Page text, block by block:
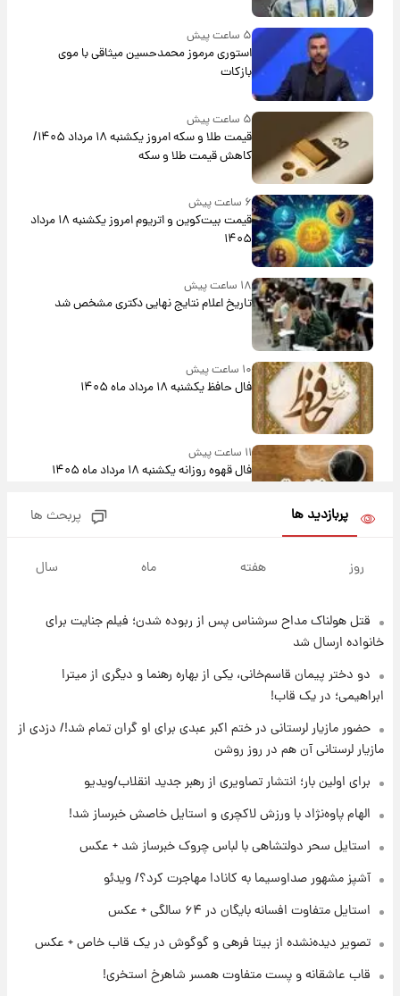
۵ ساعت پیش
استوری مرموز محمدحسین میثاقی با موی
بازکات
۵ ساعت پیش
قیمت طلا و سکه امروز یکشنبه ۱۸ مرداد ۱۴۰۵/
کاهش قیمت طلا و سکه
۶ ساعت پیش
قیمت بیت‌کوین و اتریوم امروز یکشنبه ۱۸ مرداد
۱۴۰۵
۱۸ ساعت پیش
تاریخ اعلام نتایج نهایی دکتری مشخص شد
۱۰ ساعت پیش
فال حافظ یکشنبه ۱۸ مرداد ماه ۱۴۰۵
۱۱ ساعت پیش
فال قهوه روزانه یکشنبه ۱۸ مرداد ماه ۱۴۰۵
۱۹ ساعت پیش
لیونل مسی عزادار شد! + جزئیات
۲۳ ساعت پیش
لحظه برخورد رعد و برق به ساختمان مرکز تجارت
جهانی در آمریکا + فیلم
برای اولین بار؛ انتشار تصاویری از رهبر جدید
انقلاب/ویدیو
تصاویر عمامه بستن به شیوه خاتمی/ویدیو
پربازدید ها پربحث ها
روز هفته ماه سال
قتل هولناک مداح سرشناس پس از ربوده شدن؛ فیلم جنایت برای
خانواده ارسال شد
دو دختر پیمان قاسم‌خانی، یکی از بهاره رهنما و دیگری از میترا
ابراهیمی؛ در یک قاب!
حضور مازیار لرستانی در ختم اکبر عبدی برای او گران تمام شد!/ دزدی از
مازیار لرستانی آن هم در روز روشن
برای اولین بار؛ انتشار تصاویری از رهبر جدید انقلاب/ویدیو
الهام پاوه‌نژاد با ورزش لاکچری و استایل خاصش خبرساز شد!
استایل سحر دولتشاهی با لباس چروک خبرساز شد + عکس
آشپز مشهور صداوسیما به کانادا مهاجرت کرد؟/ ویدئو
استایل متفاوت افسانه بایگان در ۶۴ سالگی + عکس
تصویر دیده‌نشده از بیتا فرهی و گوگوش در یک قاب خاص + عکس
قاب عاشقانه و پست متفاوت همسر شاهرخ استخری!